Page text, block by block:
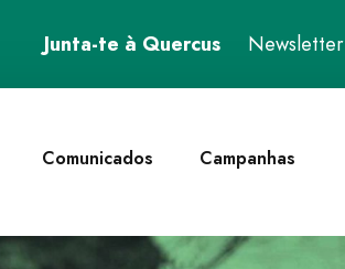
Junta-te à Quercus Newsletter
Comunicados Campanhas